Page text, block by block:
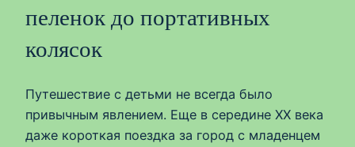
пеленок до портативных
колясок
Путешествие с детьми не всегда было
привычным явлением. Еще в середине XX века
даже короткая поездка за город с младенцем